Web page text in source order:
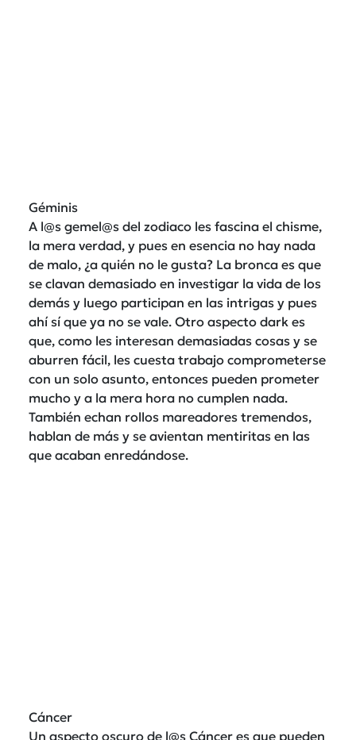
Géminis
A l@s gemel@s del zodiaco les fascina el chisme,
la mera verdad, y pues en esencia no hay nada
de malo, ¿a quién no le gusta? La bronca es que
se clavan demasiado en investigar la vida de los
demás y luego participan en las intrigas y pues
ahí sí que ya no se vale. Otro aspecto dark es
que, como les interesan demasiadas cosas y se
aburren fácil, les cuesta trabajo comprometerse
con un solo asunto, entonces pueden prometer
mucho y a la mera hora no cumplen nada.
También echan rollos mareadores tremendos,
hablan de más y se avientan mentiritas en las
que acaban enredándose.
Cáncer
Un aspecto oscuro de l@s Cáncer es que pueden